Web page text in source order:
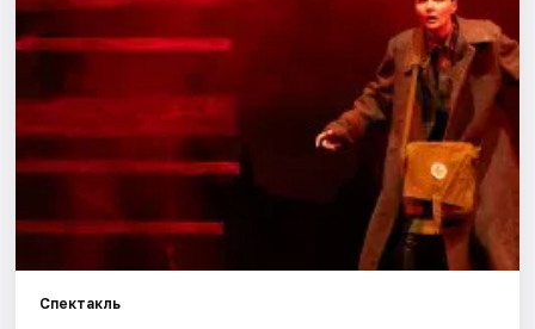
События
Площадки
Артисты
Спектакль